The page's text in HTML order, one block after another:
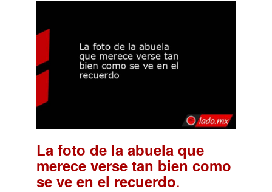
La foto de la abuela que
merece verse tan bien como
se ve en el recuerdo.